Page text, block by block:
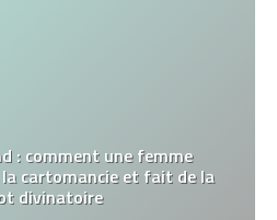
: comment une femme
cartomancie et fait de la
divinatoire